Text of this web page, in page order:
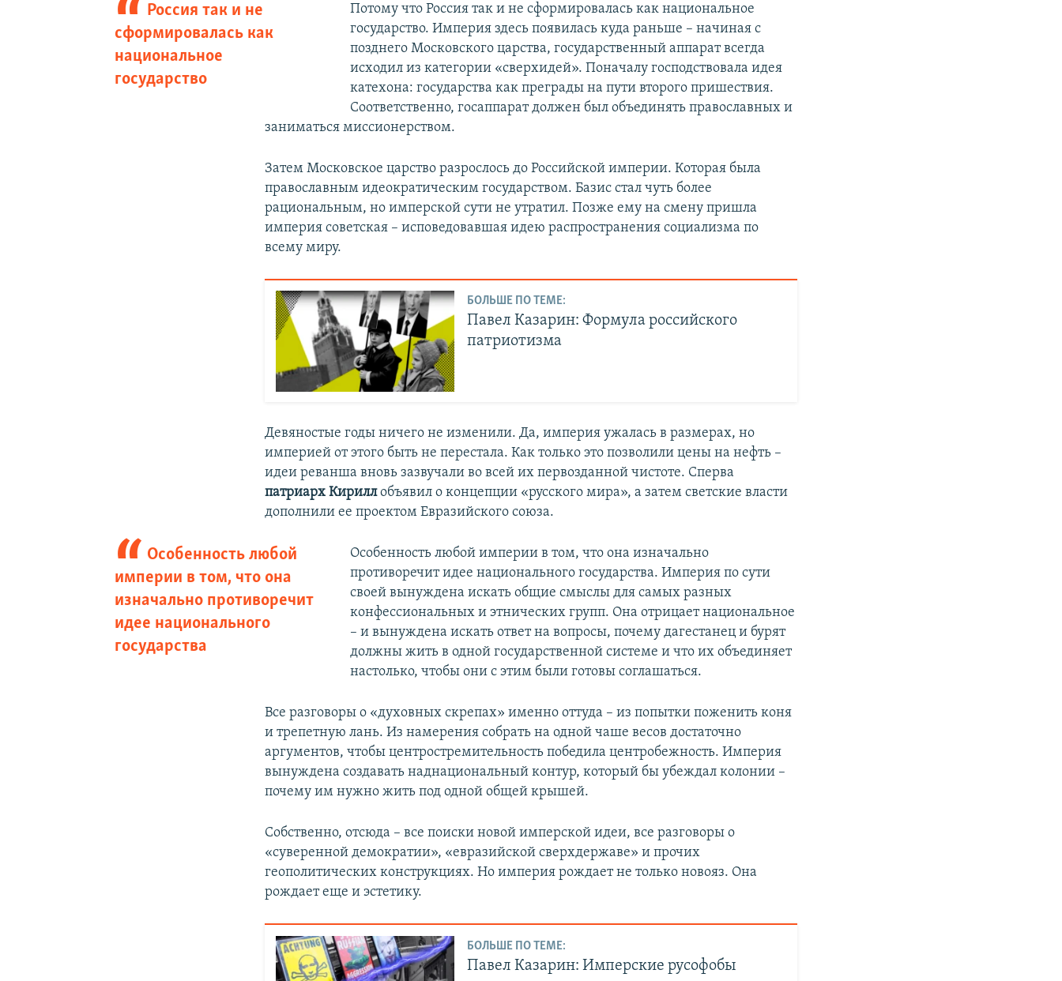
Россия так и не
сформировалась как
национальное
государство
Потому что Россия так и не сформировалась как национальное
государство. Империя здесь появилась куда раньше – начиная с
позднего Московского царства, государственный аппарат всегда
исходил из категории «сверхидей». Поначалу господствовала идея
катехона: государства как преграды на пути второго пришествия.
Соответственно, госаппарат должен был объединять православных и
заниматься миссионерством.
Затем Московское царство разрослось до Российской империи. Которая была
православным идеократическим государством. Базис стал чуть более
рациональным, но имперской сути не утратил. Позже ему на смену пришла
империя советская – исповедовавшая идею распространения социализма по
всему миру.
БОЛЬШЕ ПО ТЕМЕ:
Павел Казарин: Формула российского
патриотизма
Девяностые годы ничего не изменили. Да, империя ужалась в размерах, но
империей от этого быть не перестала. Как только это позволили цены на нефть –
идеи реванша вновь зазвучали во всей их первозданной чистоте. Сперва
патриарх Кириллобъявил о концепции «русского мира», а затем светские власти
дополнили ее проектом Евразийского союза.
Особенность любой
империи в том, что она
изначально противоречит
идее национального
государства
Особенность любой империи в том, что она изначально
противоречит идее национального государства. Империя по сути
своей вынуждена искать общие смыслы для самых разных
конфессиональных и этнических групп. Она отрицает национальное
– и вынуждена искать ответ на вопросы, почему дагестанец и бурят
должны жить в одной государственной системе и что их объединяет
настолько, чтобы они с этим были готовы соглашаться.
Все разговоры о «духовных скрепах» именно оттуда – из попытки поженить коня
и трепетную лань. Из намерения собрать на одной чаше весов достаточно
аргументов, чтобы центростремительность победила центробежность. Империя
вынуждена создавать наднациональный контур, который бы убеждал колонии –
почему им нужно жить под одной общей крышей.
Собственно, отсюда – все поиски новой имперской идеи, все разговоры о
«суверенной демократии», «евразийской сверхдержаве» и прочих
геополитических конструкциях. Но империя рождает не только новояз. Она
рождает еще и эстетику.
БОЛЬШЕ ПО ТЕМЕ:
Павел Казарин: Имперские русофобы